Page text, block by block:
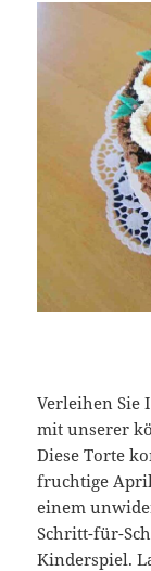
Verleihen Sie
mit unserer
Diese Torte
fruchtige
einem
Schritt-für-
Kinderspiel.